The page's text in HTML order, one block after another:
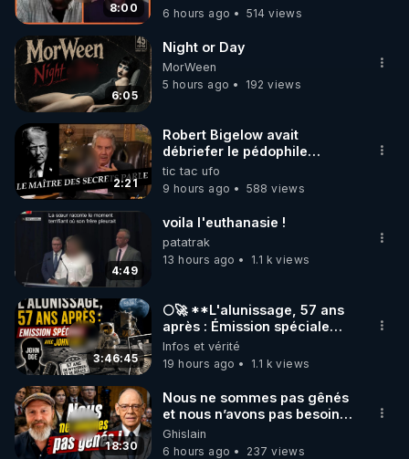
code : REGENERE10
▶ 30 jours gratuit sur l’application de méditation et
de bien-être ENVOL :
Rendez-vous sur https://www.envol.app/code
le code : REGENERE
8:00
6 hours ago
514 views
6:05
Night or Day
MorWeen
5 hours ago
192 views
2:21
Robert Bigelow avait
débriefer le pédophile
génocidaire de donald j
trump
tic tac ufo
9 hours ago
588 views
4:49
voila l'euthanasie !
patatrak
13 hours ago
1.1 k views
3:46:45
🌕🚀 **L'alunissage, 57 ans
après : Émission spéciale
avec John Doe !** 👨 🚀✨
Infos et vérité
19 hours ago
1.1 k views
18:30
Nous ne sommes pas gênés
et nous n’avons pas besoin
de nous excuser ! #jw
#jehovah #collegecentral
Ghislain
6 hours ago
237 views